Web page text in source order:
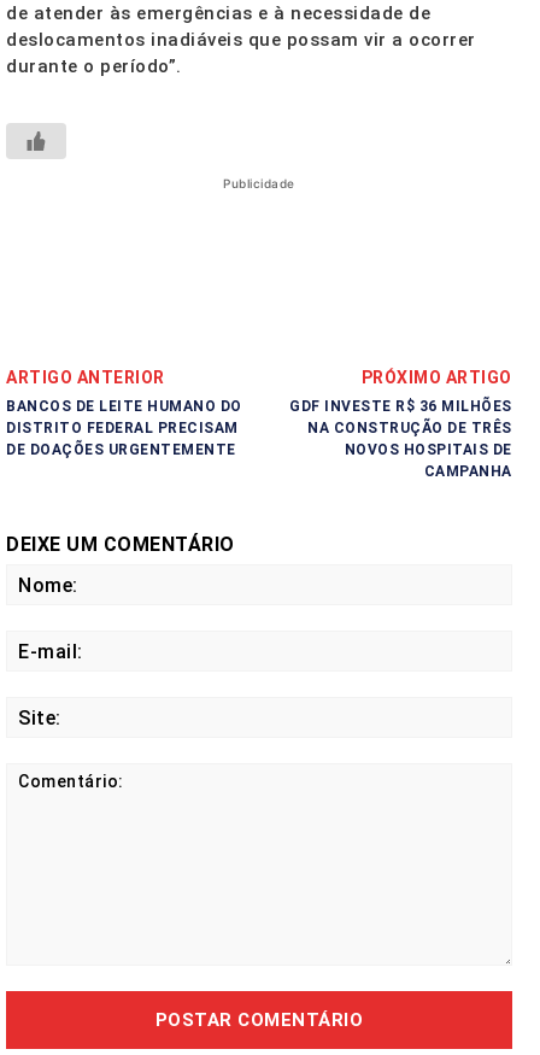
de atender às emergências e à necessidade de
deslocamentos inadiáveis que possam vir a ocorrer
durante o período”.
Publicidade
ARTIGO ANTERIOR
BANCOS DE LEITE HUMANO DO
DISTRITO FEDERAL PRECISAM
DE DOAÇÕES URGENTEMENTE
PRÓXIMO ARTIGO
GDF INVESTE R$ 36 MILHÕES
NA CONSTRUÇÃO DE TRÊS
NOVOS HOSPITAIS DE
CAMPANHA
DEIXE UM COMENTÁRIO